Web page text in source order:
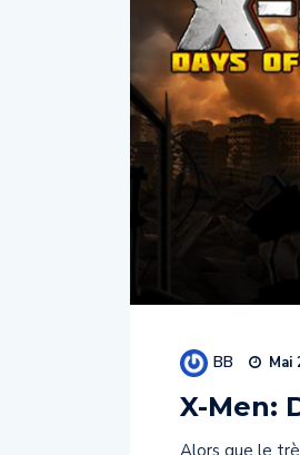
BB Mai
X-Men: